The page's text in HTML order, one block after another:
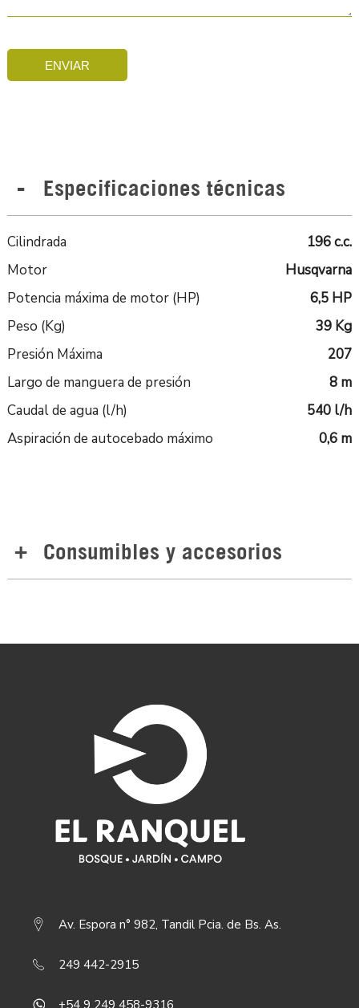
ENVIAR
Especificaciones técnicas
Cilindrada
196 c.c.
Motor
Husqvarna
Potencia máxima de motor (HP)
6,5 HP
Peso (Kg)
39 Kg
Presión Máxima
207
Largo de manguera de presión
8 m
Caudal de agua (l/h)
540 l/h
Aspiración de autocebado máximo
0,6 m
Consumibles y accesorios
Av. Espora n° 982, Tandil Pcia. de Bs. As.
249 442-2915
+54 9 249 458-9316